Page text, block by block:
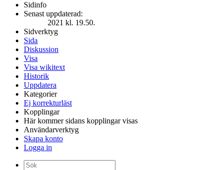
Sidinfo
Senast uppdaterad:
2021 kl. 19.50.
Sidverktyg
Sida
Diskussion
Visa
Visa wikitext
Historik
Uppdatera
Kategorier
Ej korrekturläst
Kopplingar
Här kommer sidans kopplingar visas
Användarverktyg
Skapa konto
Logga in